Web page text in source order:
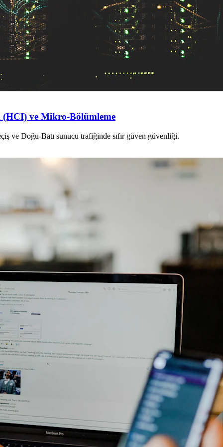
(HCI) ve Mikro-Bölümleme
ve Doğu-Batı sunucu trafiğinde sıfır güven güvenliği.